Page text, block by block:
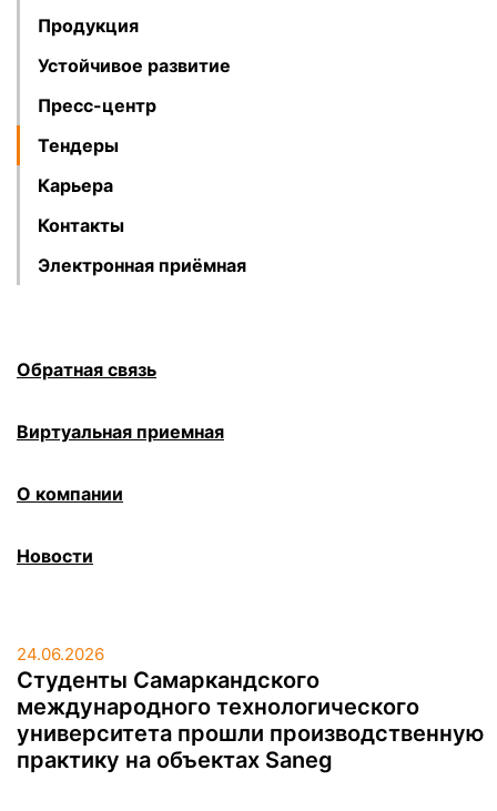
Продукция
Устойчивое развитие
Пресс-центр
Тендеры
Карьера
Контакты
Электронная приёмная
Обратная связь
Виртуальная приемная
О компании
Новости
24.06.2026
Студенты Самаркандского
международного технологического
университета прошли производственную
практику на объектах Saneg